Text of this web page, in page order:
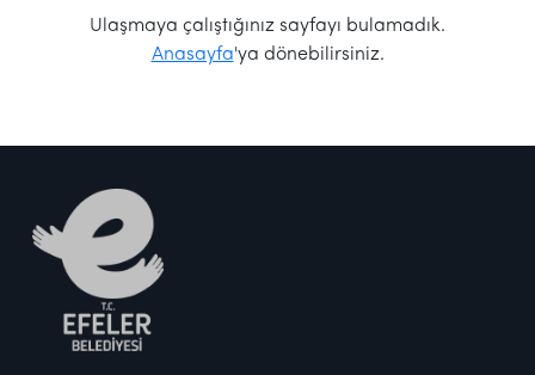
Ulaşmaya çalıştığınız sayfayı bulamadık.
Anasayfa'ya dönebilirsiniz.